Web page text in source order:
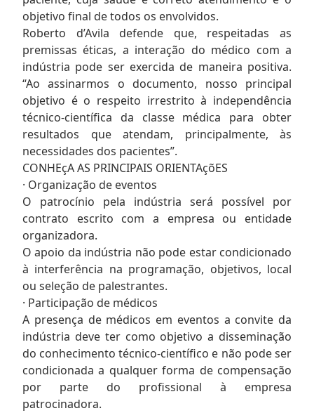
objetivo final de todos os envolvidos.
Roberto d’Avila defende que, respeitadas as
premissas éticas, a interação do médico com a
indústria pode ser exercida de maneira positiva.
“Ao assinarmos o documento, nosso principal
objetivo é o respeito irrestrito à independência
técnico-científica da classe médica para obter
resultados que atendam, principalmente, às
necessidades dos pacientes”.
CONHEçA AS PRINCIPAIS ORIENTAçõES
· Organização de eventos
O patrocínio pela indústria será possível por
contrato escrito com a empresa ou entidade
organizadora.
O apoio da indústria não pode estar condicionado
à interferência na programação, objetivos, local
ou seleção de palestrantes.
· Participação de médicos
A presença de médicos em eventos a convite da
indústria deve ter como objetivo a disseminação
do conhecimento técnico-científico e não pode ser
condicionada a qualquer forma de compensação
por parte do profissional à empresa
patrocinadora.